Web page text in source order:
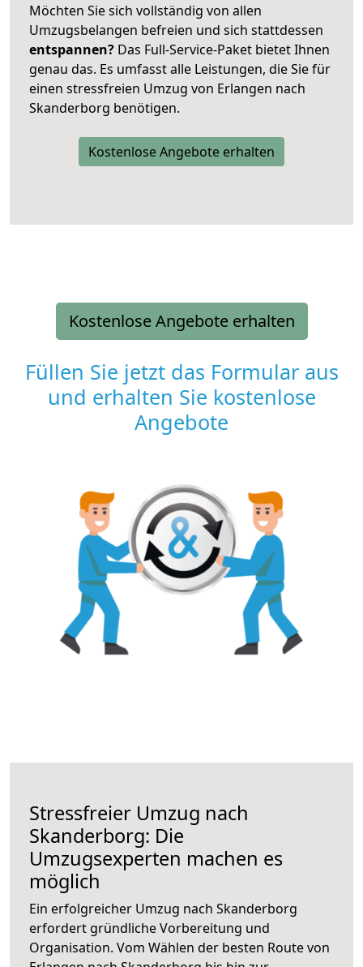
Möchten Sie sich vollständig von allen
Umzugsbelangen befreien und sich stattdessen
entspannen? Das Full-Service-Paket bietet Ihnen
genau das. Es umfasst alle Leistungen, die Sie für
einen stressfreien Umzug von Erlangen nach
Skanderborg benötigen.
Kostenlose Angebote erhalten
Kostenlose Angebote erhalten
Füllen Sie jetzt das Formular aus
und erhalten Sie kostenlose
Angebote
Stressfreier Umzug nach
Skanderborg: Die
Umzugsexperten machen es
möglich
Ein erfolgreicher Umzug nach Skanderborg
erfordert gründliche Vorbereitung und
Organisation. Vom Wählen der besten Route von